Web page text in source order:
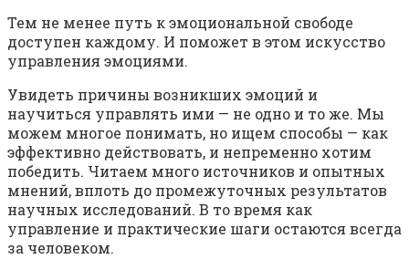
Тем не менее путь к эмоциональной свободе
доступен каждому. И поможет в этом искусство
управления эмоциями.
Увидеть причины возникших эмоций и
научиться управлять ими — не одно и то же. Мы
можем многое понимать, но ищем способы — как
эффективно действовать, и непременно хотим
победить. Читаем много источников и опытных
мнений, вплоть до промежуточных результатов
научных исследований. В то время как
управление и практические шаги остаются всегда
за человеком.